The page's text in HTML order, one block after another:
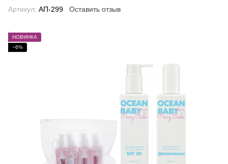
Артикул: АП-299 Оставить отзыв
НОВИНКА
−6%